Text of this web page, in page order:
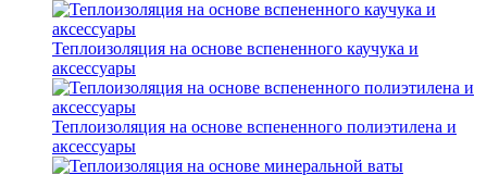
Теплоизоляция на основе вспененного каучука и
аксессуары
Теплоизоляция на основе вспененного полиэтилена и
аксессуары